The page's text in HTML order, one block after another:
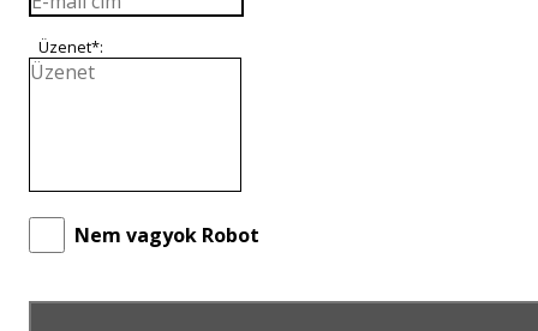
Üzenet*:
Nem vagyok Robot